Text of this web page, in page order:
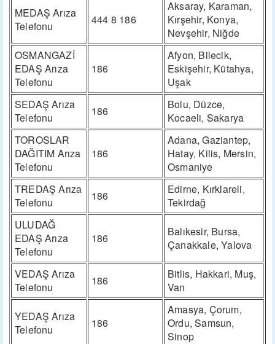
MEDAŞ Arıza
Telefonu
444 8 186
Aksaray, Karaman,
Kırşehir, Konya,
Nevşehir, Niğde
OSMANGAZİ
EDAŞ Arıza
Telefonu
186
Afyon, Bilecik,
Eskişehir, Kütahya,
Uşak
SEDAŞ Arıza
Telefonu
186
Bolu, Düzce,
Kocaeli, Sakarya
TOROSLAR
DAĞITIM Arıza
Telefonu
186
Adana, Gaziantep,
Hatay, Kilis, Mersin,
Osmaniye
TREDAŞ Arıza
Telefonu
186
Edirne, Kırklareli,
Tekirdağ
ULUDAĞ
EDAŞ Arıza
Telefonu
186
Balıkesir, Bursa,
Çanakkale, Yalova
VEDAŞ Arıza
Telefonu
186
Bitlis, Hakkari, Muş,
Van
YEDAŞ Arıza
Telefonu
186
Amasya, Çorum,
Ordu, Samsun,
Sinop